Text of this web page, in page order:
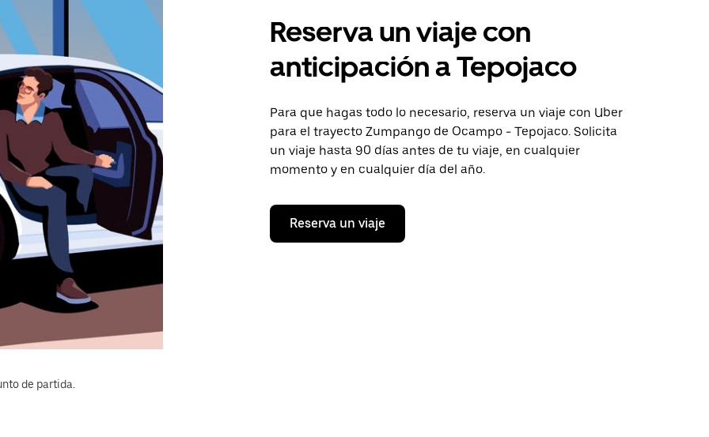
Reserva un viaje con
anticipación a Tepojaco
Para que hagas todo lo necesario, reserva un viaje con Uber
para el trayecto Zumpango de Ocampo - Tepojaco. Solicita
un viaje hasta 90 días antes de tu viaje, en cualquier
momento y en cualquier día del año.
Reserva un viaje
de partida.